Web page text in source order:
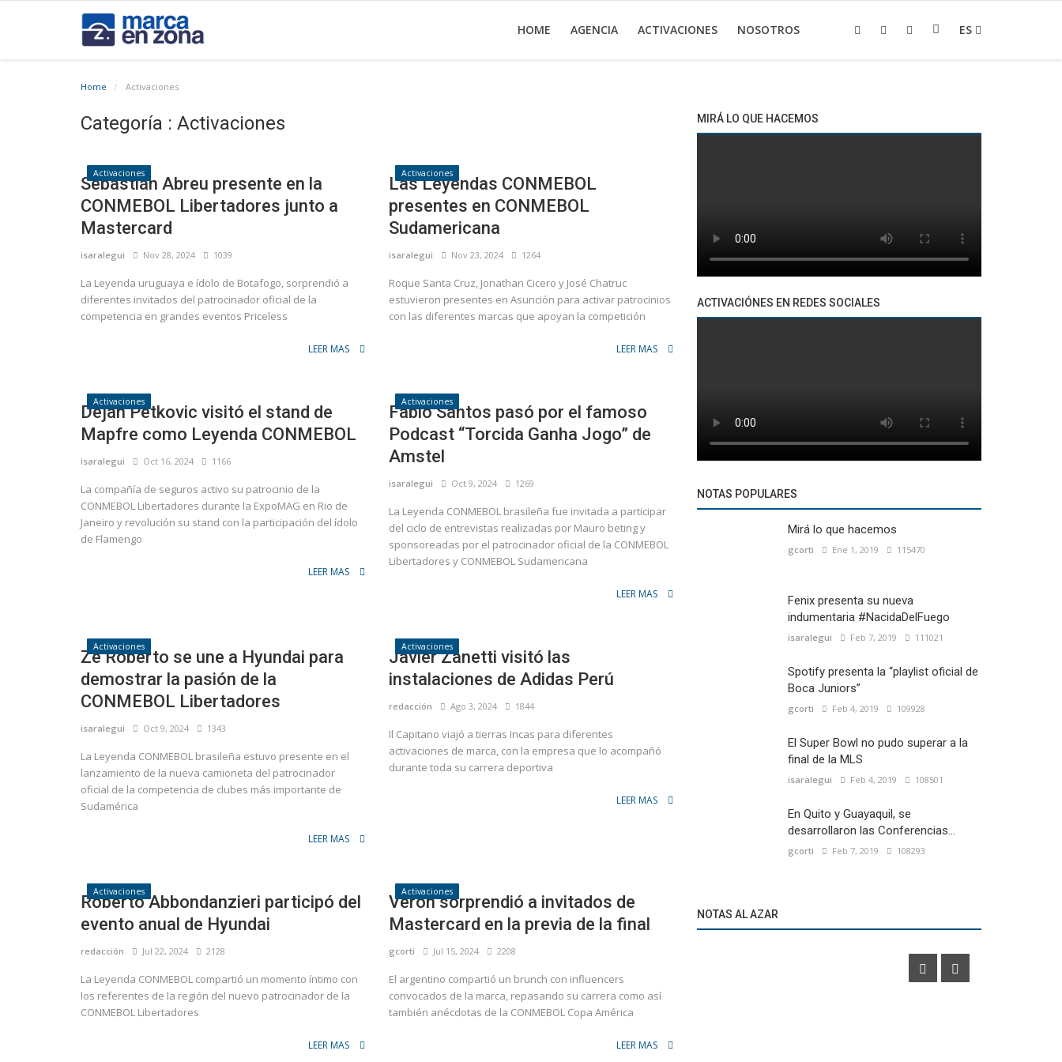
HOME AGENCIA ACTIVACIONES NOSOTROS ES
Home Activaciones
Categoría : Activaciones
Activaciones
Sebastián Abreu presente en la
CONMEBOL Libertadores junto a
Mastercard
isaralegui Nov 28, 2024 1039
La Leyenda uruguaya e ídolo de Botafogo, sorprendió a
diferentes invitados del patrocinador oficial de la
competencia en grandes eventos Priceless
LEER MAS
Activaciones
Las Leyendas CONMEBOL
presentes en CONMEBOL
Sudamericana
isaralegui Nov 23, 2024 1264
Roque Santa Cruz, Jonathan Cicero y José Chatruc
estuvieron presentes en Asunción para activar patrocinios
con las diferentes marcas que apoyan la competición
LEER MAS
Activaciones
Dejan Petkovic visitó el stand de
Mapfre como Leyenda CONMEBOL
isaralegui Oct 16, 2024 1166
La compañía de seguros activo su patrocinio de la
CONMEBOL Libertadores durante la ExpoMAG en Rio de
Janeiro y revolución su stand con la participación del ídolo
de Flamengo
LEER MAS
Activaciones
Fabio Santos pasó por el famoso
Podcast “Torcida Ganha Jogo” de
Amstel
isaralegui Oct 9, 2024 1269
La Leyenda CONMEBOL brasileña fue invitada a participar
del ciclo de entrevistas realizadas por Mauro beting y
sponsoreadas por el patrocinador oficial de la CONMEBOL
Libertadores y CONMEBOL Sudamericana
LEER MAS
Activaciones
Ze Roberto se une a Hyundai para
demostrar la pasión de la
CONMEBOL Libertadores
isaralegui Oct 9, 2024 1343
La Leyenda CONMEBOL brasileña estuvo presente en el
lanzamiento de la nueva camioneta del patrocinador
oficial de la competencia de clubes más importante de
Sudamérica
LEER MAS
Activaciones
Javier Zanetti visitó las
instalaciones de Adidas Perú
redacción Ago 3, 2024 1844
Il Capitano viajó a tierras Incas para diferentes
activaciones de marca, con la empresa que lo acompañó
durante toda su carrera deportiva
LEER MAS
Activaciones
Roberto Abbondanzieri participó del
evento anual de Hyundai
redacción Jul 22, 2024 2128
La Leyenda CONMEBOL compartió un momento íntimo con
los referentes de la región del nuevo patrocinador de la
CONMEBOL Libertadores
LEER MAS
Activaciones
Verón sorprendió a invitados de
Mastercard en la previa de la final
gcorti Jul 15, 2024 2208
El argentino compartió un brunch con influencers
convocados de la marca, repasando su carrera como así
también anécdotas de la CONMEBOL Copa América
LEER MAS
MIRÁ LO QUE HACEMOS
ACTIVACIÓNES EN REDES SOCIALES
NOTAS POPULARES
Mirá lo que hacemos
gcorti Ene 1, 2019 115470
Fenix presenta su nueva
indumentaria #NacidaDelFuego
isaralegui Feb 7, 2019 111021
Spotify presenta la “playlist oficial de
Boca Juniors”
gcorti Feb 4, 2019 109928
El Super Bowl no pudo superar a la
final de la MLS
isaralegui Feb 4, 2019 108501
En Quito y Guayaquil, se
desarrollaron las Conferencias...
gcorti Feb 7, 2019 108293
NOTAS AL AZAR
Kylian Mbappé en
Lionel Messi y Luis Suárez protagonizan la
nueva publicidad de Lay’s para...
Carabao continuará patrocinando la Copa de la
Liga inglesa
ciudad sede